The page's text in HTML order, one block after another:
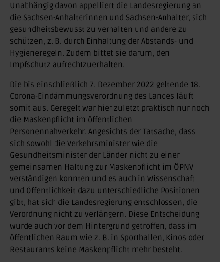
Unabhängig davon appelliert die Landesregierung an
die Sachsen-Anhalterinnen und Sachsen-Anhalter, sich
gesundheitsbewusst zu verhalten und andere zu
schützen, z. B. durch Einhaltung der Abstands- und
Hygieneregeln. Zudem bittet sie darum, den
Impfschutz aufrechtzuerhalten.
Die bis einschließlich 7. Dezember 2022 geltende 18.
Corona-Eindämmungsverordnung des Landes läuft
somit aus. Geregelt war hier zuletzt praktisch nur noch
die Maskenpflicht im öffentlichen
Personennahverkehr. Angesichts der Tatsache, dass
sich sowohl die Verkehrsminister wie die
Gesundheitsminister der Länder nicht zu einer
gemeinsamen Haltung zur Maskenpflicht im ÖPNV
verständigen konnten und es auch in Wissenschaft
und Öffentlichkeit dazu unterschiedliche Positionen
gibt, hat sich die Landesregierung entschlossen, die
Verordnung nicht zu verlängern. Diese Entscheidung
wurde auch vor dem Hintergrund getroffen, dass im
öffentlichen Raum wie z. B. in Sporthallen, Kinos oder
Restaurants keine Maskenpflicht mehr besteht.